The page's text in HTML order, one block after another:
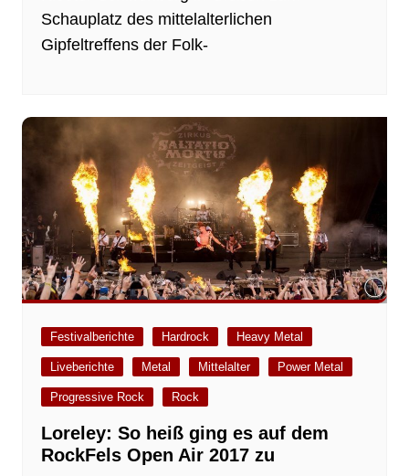
Schauplatz des mittelalterlichen
Gipfeltreffens der Folk-
Festivalberichte Hardrock Heavy Metal
Liveberichte Metal Mittelalter Power Metal
Progressive Rock Rock
Loreley: So heiß ging es auf dem
RockFels Open Air 2017 zu